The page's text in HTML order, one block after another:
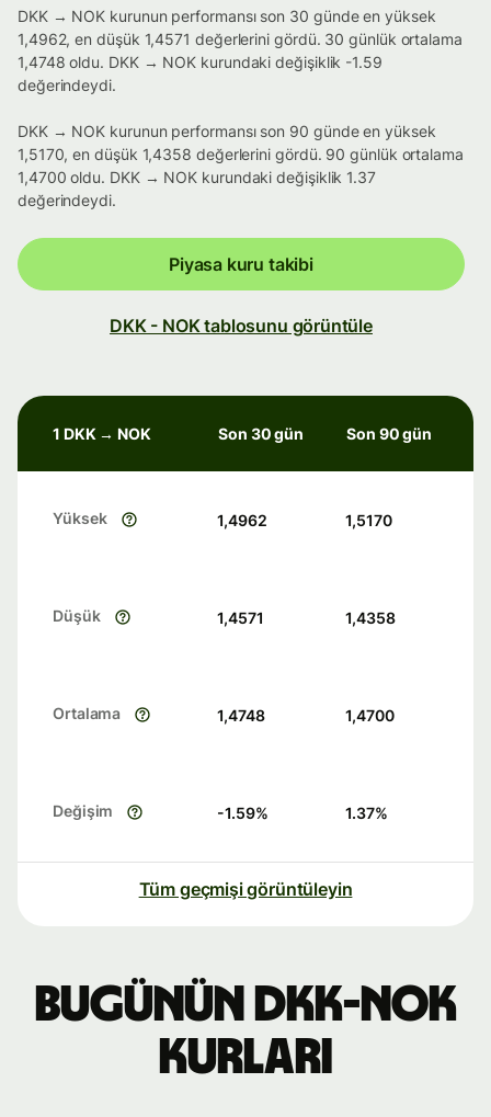
DKK → NOK kurunun performansı son 30 günde en yüksek
1,4962, en düşük 1,4571 değerlerini gördü. 30 günlük ortalama
1,4748 oldu. DKK → NOK kurundaki değişiklik -1.59
değerindeydi.
DKK → NOK kurunun performansı son 90 günde en yüksek
1,5170, en düşük 1,4358 değerlerini gördü. 90 günlük ortalama
1,4700 oldu. DKK → NOK kurundaki değişiklik 1.37
değerindeydi.
Piyasa kuru takibi
DKK - NOK tablosunu görüntüle
1 DKK → NOK Son 30 gün Son 90 gün
Yüksek 1,4962 1,5170
Düşük 1,4571 1,4358
Ortalama 1,4748 1,4700
Değişim -1.59% 1.37%
Tüm geçmişi görüntüleyin
Bugünün DKK-NOK
kurları